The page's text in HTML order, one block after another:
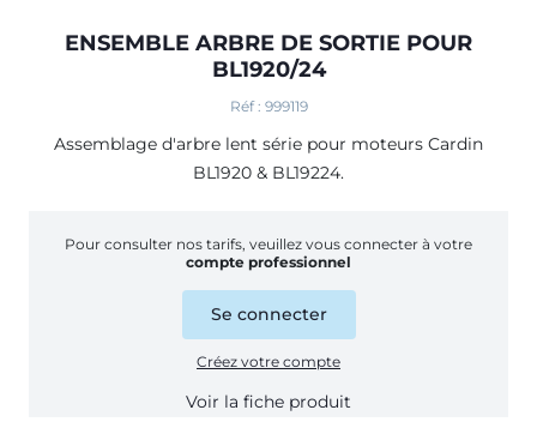
ENSEMBLE ARBRE DE SORTIE POUR
BL1920/24
Réf : 999119
Assemblage d'arbre lent série pour moteurs Cardin
BL1920 & BL19224.
Pour consulter nos tarifs, veuillez vous connecter à votre
compte professionnel
Se connecter
Créez votre compte
Voir la fiche produit